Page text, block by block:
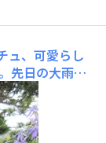
ュ、可愛らし
先日の大雨、
ですね。好き
announce